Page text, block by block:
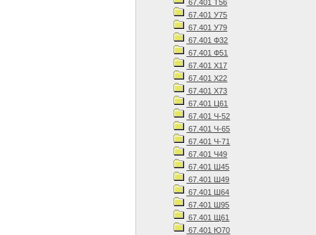
67.401 Т56
67.401 У75
67.401 У79
67.401 Ф32
67.401 Ф51
67.401 Х17
67.401 Х22
67.401 Х73
67.401 Ц61
67.401 Ч-52
67.401 Ч-65
67.401 Ч-71
67.401 Ч49
67.401 Ш45
67.401 Ш49
67.401 Ш64
67.401 Ш95
67.401 Щ61
67.401 Ю70